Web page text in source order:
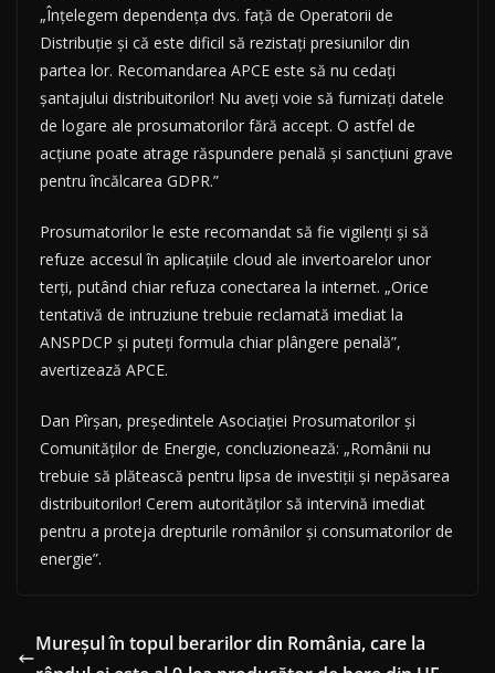
„Înțelegem dependența dvs. față de Operatorii de
Distribuție și că este dificil să rezistați presiunilor din
partea lor. Recomandarea APCE este să nu cedați
șantajului distribuitorilor! Nu aveți voie să furnizați datele
de logare ale prosumatorilor fără accept. O astfel de
acțiune poate atrage răspundere penală și sancțiuni grave
pentru încălcarea GDPR.”
Prosumatorilor le este recomandat să fie vigilenți și să
refuze accesul în aplicațiile cloud ale invertoarelor unor
terți, putând chiar refuza conectarea la internet. „Orice
tentativă de intruziune trebuie reclamată imediat la
ANSPDCP și puteți formula chiar plângere penală”,
avertizează APCE.
Dan Pîrșan, președintele Asociației Prosumatorilor și
Comunităților de Energie, concluzionează: „Românii nu
trebuie să plătească pentru lipsa de investiții și nepăsarea
distribuitorilor! Cerem autorităților să intervină imediat
pentru a proteja drepturile românilor și consumatorilor de
energie”.
Mureșul în topul berarilor din România, care la